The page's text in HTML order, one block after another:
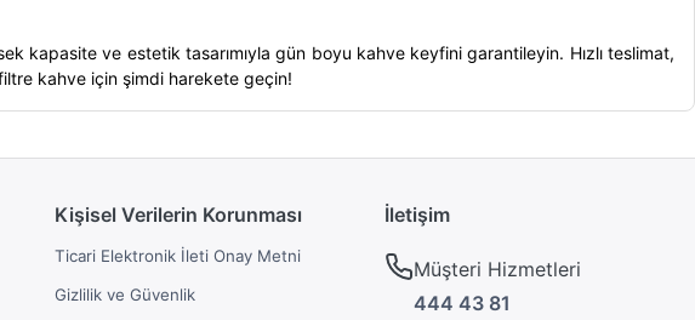
kapasite ve estetik tasarımıyla gün boyu kahve keyfini garantileyin. Hızlı teslimat,
kahve için şimdi harekete geçin!
Kişisel Verilerin Korunması
Ticari Elektronik İleti Onay Metni
Gizlilik ve Güvenlik
İletişim
Müşteri Hizmetleri
444 43 81